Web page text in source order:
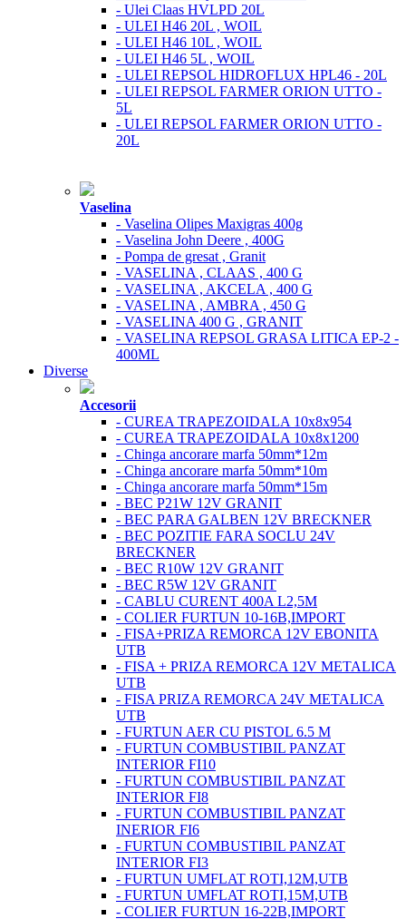
- Ulei Claas HVLPD 20L
- ULEI H46 20L , WOIL
- ULEI H46 10L , WOIL
- ULEI H46 5L , WOIL
- ULEI REPSOL HIDROFLUX HPL46 - 20L
- ULEI REPSOL FARMER ORION UTTO -
5L
- ULEI REPSOL FARMER ORION UTTO -
20L
Vaselina
- Vaselina Olipes Maxigras 400g
- Vaselina John Deere , 400G
- Pompa de gresat , Granit
- VASELINA , CLAAS , 400 G
- VASELINA , AKCELA , 400 G
- VASELINA , AMBRA , 450 G
- VASELINA 400 G , GRANIT
- VASELINA REPSOL GRASA LITICA EP-2 -
400ML
Diverse
Accesorii
- CUREA TRAPEZOIDALA 10x8x954
- CUREA TRAPEZOIDALA 10x8x1200
- Chinga ancorare marfa 50mm*12m
- Chinga ancorare marfa 50mm*10m
- Chinga ancorare marfa 50mm*15m
- BEC P21W 12V GRANIT
- BEC PARA GALBEN 12V BRECKNER
- BEC POZITIE FARA SOCLU 24V
BRECKNER
- BEC R10W 12V GRANIT
- BEC R5W 12V GRANIT
- CABLU CURENT 400A L2,5M
- COLIER FURTUN 10-16B,IMPORT
- FISA+PRIZA REMORCA 12V EBONITA
UTB
- FISA + PRIZA REMORCA 12V METALICA
UTB
- FISA PRIZA REMORCA 24V METALICA
UTB
- FURTUN AER CU PISTOL 6.5 M
- FURTUN COMBUSTIBIL PANZAT
INTERIOR FI10
- FURTUN COMBUSTIBIL PANZAT
INTERIOR FI8
- FURTUN COMBUSTIBIL PANZAT
INERIOR FI6
- FURTUN COMBUSTIBIL PANZAT
INTERIOR FI3
- FURTUN UMFLAT ROTI,12M,UTB
- FURTUN UMFLAT ROTI,15M,UTB
- COLIER FURTUN 16-22B,IMPORT